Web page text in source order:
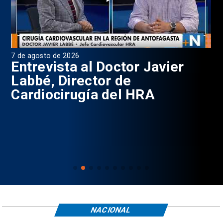
7 de agosto de 2026
Entrevista al Doctor Javier
Labbé, Director de
Cardiocirugía del HRA
NACIONAL